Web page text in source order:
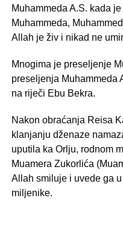
Muhammeda A.S. kada
Muhammeda,
Allah je živ i nikad ne
Mnogima je preseljenje
preseljenja Muhammeda
na riječi Ebu Bekra.
Nakon obraćanja Reisa
klanjanju dženaze
uputila ka Orlju, rodnom
Muamera Zukorlića
Allah smiluje i uvede ga
miljenike.